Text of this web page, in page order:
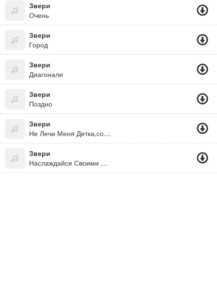
Звери
Очень
Звери
Город
Звери
Диагонали
Звери
Поздно
Звери
Не Лечи Меня Детка,советами,расскажи,что Ты-Самая
Звери
Наслаждайся Своими Победами...